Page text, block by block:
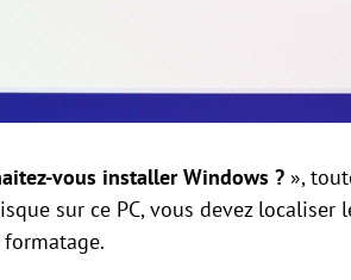
vous installer Windows ? »,
sur ce PC, vous devez